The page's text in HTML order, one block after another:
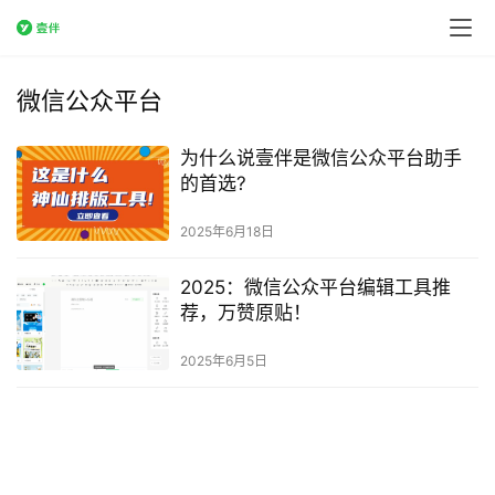
微信公众平台
为什么说壹伴是微信公众平台助手
的首选?
2025年6月18日
2025：微信公众平台编辑工具推
荐，万赞原贴！
2025年6月5日